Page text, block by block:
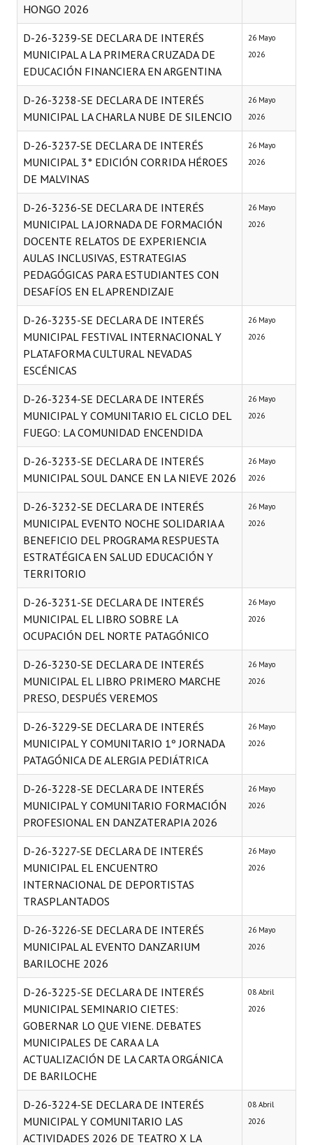
Entrega de distinciones
REFORMA DE LA CARTA ORGÁNICA
HONGO 2026
D-26-3239-SE DECLARA DE INTERÉS
MUNICIPAL A LA PRIMERA CRUZADA DE
EDUCACIÓN FINANCIERA EN ARGENTINA
26 Mayo
2026
D-26-3238-SE DECLARA DE INTERÉS
MUNICIPAL LA CHARLA NUBE DE SILENCIO
26 Mayo
2026
D-26-3237-SE DECLARA DE INTERÉS
MUNICIPAL 3° EDICIÓN CORRIDA HÉROES
DE MALVINAS
26 Mayo
2026
D-26-3236-SE DECLARA DE INTERÉS
MUNICIPAL LA JORNADA DE FORMACIÓN
DOCENTE RELATOS DE EXPERIENCIA
AULAS INCLUSIVAS, ESTRATEGIAS
PEDAGÓGICAS PARA ESTUDIANTES CON
DESAFÍOS EN EL APRENDIZAJE
26 Mayo
2026
D-26-3235-SE DECLARA DE INTERÉS
MUNICIPAL FESTIVAL INTERNACIONAL Y
PLATAFORMA CULTURAL NEVADAS
ESCÉNICAS
26 Mayo
2026
D-26-3234-SE DECLARA DE INTERÉS
MUNICIPAL Y COMUNITARIO EL CICLO DEL
FUEGO: LA COMUNIDAD ENCENDIDA
26 Mayo
2026
D-26-3233-SE DECLARA DE INTERÉS
MUNICIPAL SOUL DANCE EN LA NIEVE 2026
26 Mayo
2026
D-26-3232-SE DECLARA DE INTERÉS
MUNICIPAL EVENTO NOCHE SOLIDARIA A
BENEFICIO DEL PROGRAMA RESPUESTA
ESTRATÉGICA EN SALUD EDUCACIÓN Y
TERRITORIO
26 Mayo
2026
D-26-3231-SE DECLARA DE INTERÉS
MUNICIPAL EL LIBRO SOBRE LA
OCUPACIÓN DEL NORTE PATAGÓNICO
26 Mayo
2026
D-26-3230-SE DECLARA DE INTERÉS
MUNICIPAL EL LIBRO PRIMERO MARCHE
PRESO, DESPUÉS VEREMOS
26 Mayo
2026
D-26-3229-SE DECLARA DE INTERÉS
MUNICIPAL Y COMUNITARIO 1º JORNADA
PATAGÓNICA DE ALERGIA PEDIÁTRICA
26 Mayo
2026
D-26-3228-SE DECLARA DE INTERÉS
MUNICIPAL Y COMUNITARIO FORMACIÓN
PROFESIONAL EN DANZATERAPIA 2026
26 Mayo
2026
D-26-3227-SE DECLARA DE INTERÉS
MUNICIPAL EL ENCUENTRO
INTERNACIONAL DE DEPORTISTAS
TRASPLANTADOS
26 Mayo
2026
D-26-3226-SE DECLARA DE INTERÉS
MUNICIPAL AL EVENTO DANZARIUM
BARILOCHE 2026
26 Mayo
2026
D-26-3225-SE DECLARA DE INTERÉS
MUNICIPAL SEMINARIO CIETES:
GOBERNAR LO QUE VIENE. DEBATES
MUNICIPALES DE CARA A LA
ACTUALIZACIÓN DE LA CARTA ORGÁNICA
DE BARILOCHE
08 Abril
2026
D-26-3224-SE DECLARA DE INTERÉS
MUNICIPAL Y COMUNITARIO LAS
ACTIVIDADES 2026 DE TEATRO X LA
08 Abril
2026